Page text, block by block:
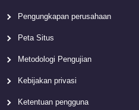
Pengungkapan perusahaan
Peta Situs
Metodologi Pengujian
Kebijakan privasi
Ketentuan pengguna